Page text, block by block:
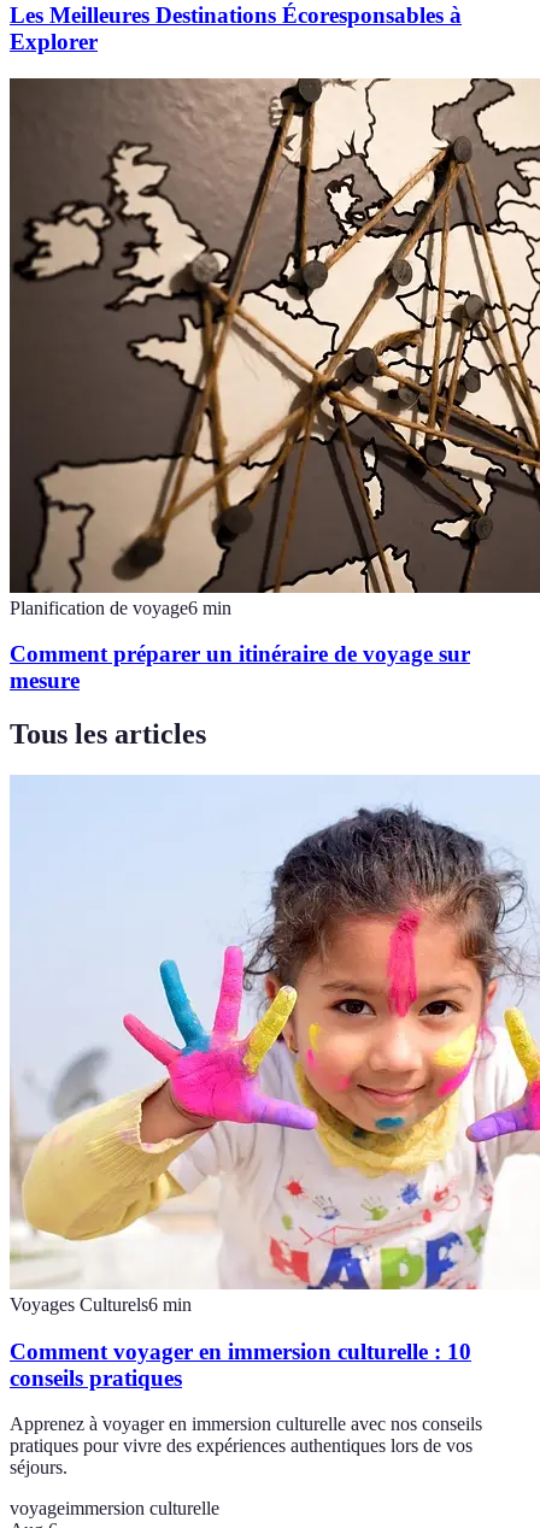
Les Meilleures Destinations Écoresponsables à
Explorer
Planification de voyage6 min
Comment préparer un itinéraire de voyage sur
mesure
Tous les articles
Voyages Culturels6 min
Comment voyager en immersion culturelle : 10
conseils pratiques
Apprenez à voyager en immersion culturelle avec nos conseils
pratiques pour vivre des expériences authentiques lors de vos
séjours.
voyageimmersion culturelle